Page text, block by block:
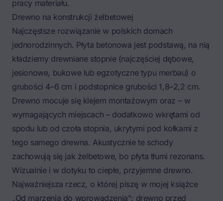
pracy materiału.
Drewno na konstrukcji żelbetowej
Najczęstsze rozwiązanie w polskich domach
jednorodzinnych. Płyta betonowa jest podstawą, na nią
kładziemy drewniane stopnie (najczęściej dębowe,
jesionowe, bukowe lub egzotyczne typu merbau) o
grubości 4–6 cm i podstopnice grubości 1,8–2,2 cm.
Drewno mocuje się klejem montażowym oraz – w
wymagających miejscach – dodatkowo wkrętami od
spodu lub od czoła stopnia, ukrytymi pod kołkami z
tego samego drewna. Akustycznie te schody
zachowują się jak żelbetowe, bo płyta tłumi rezonans.
Wizualnie i w dotyku to ciepłe, przyjemne drewno.
Najważniejsza rzecz, o której piszę w mojej książce
„Od marzenia do wprowadzenia": drewno przed